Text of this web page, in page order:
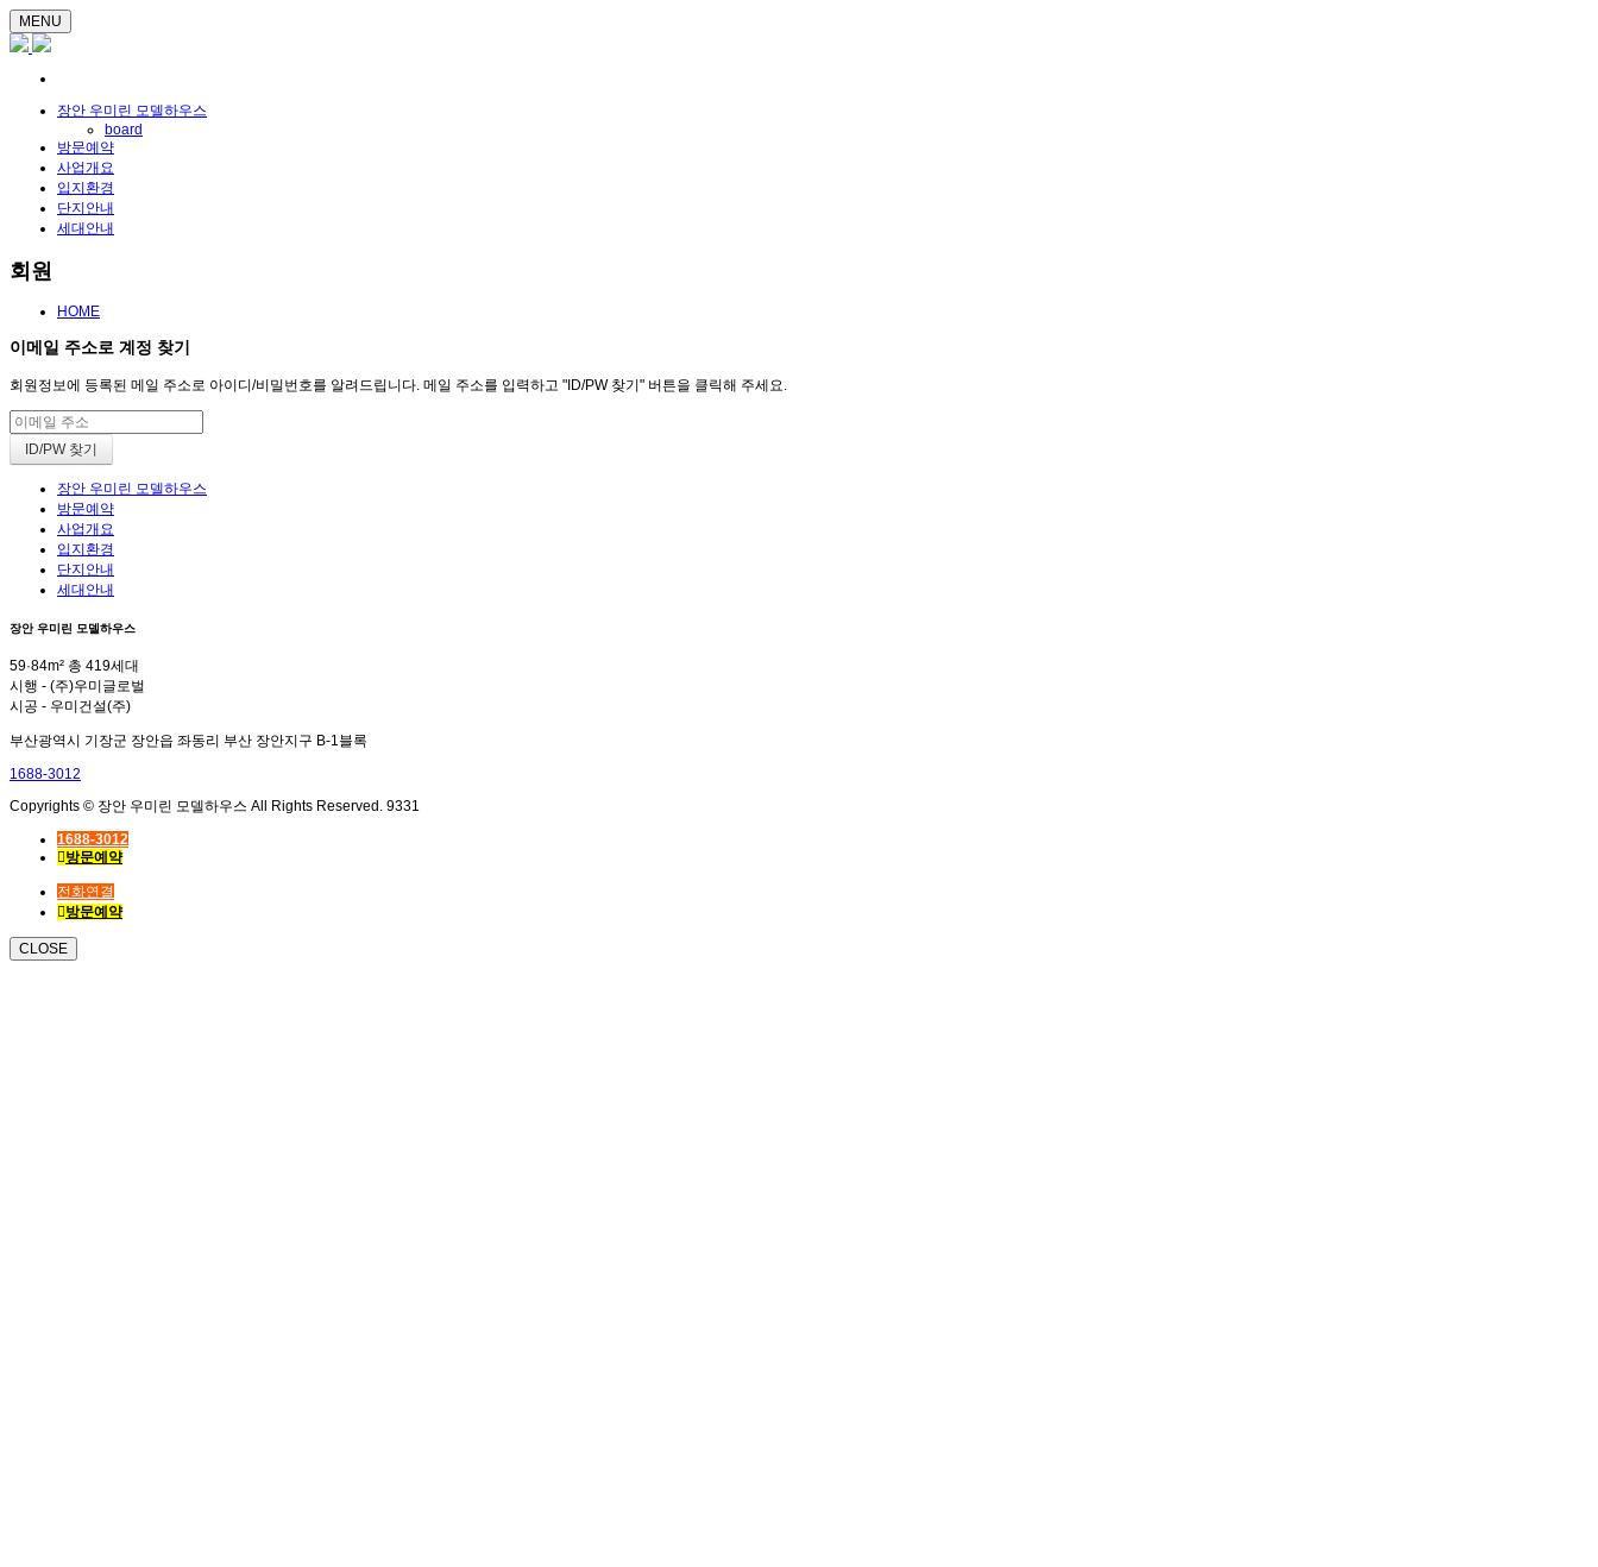
MENU
장안 우미린 모델하우스
board
방문예약
사업개요
입지환경
단지안내
세대안내
회원
HOME
이메일 주소로 계정 찾기
회원정보에 등록된 메일 주소로 아이디/비밀번호를 알려드립니다. 메일 주소를 입력하고 "ID/PW 찾기" 버튼을 클릭해 주세요.
장안 우미린 모델하우스
방문예약
사업개요
입지환경
단지안내
세대안내
장안 우미린 모델하우스
59·84m² 총 419세대
시행 - (주)우미글로벌
시공 - 우미건설(주)
부산광역시 기장군 장안읍 좌동리 부산 장안지구 B-1블록
1688-3012
Copyrights © 장안 우미린 모델하우스 All Rights Reserved. 9331
1688-3012
방문예약
전화연결
방문예약
CLOSE